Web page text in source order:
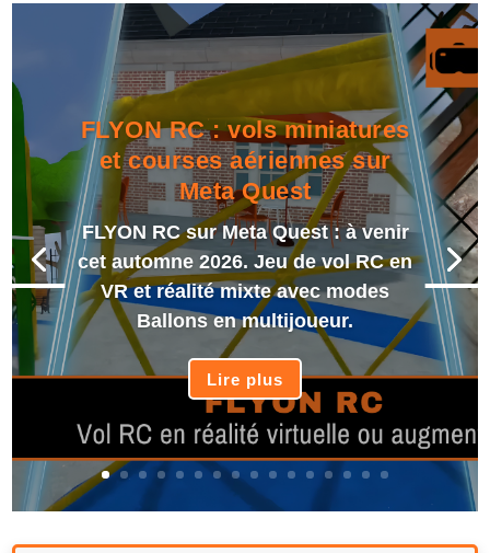
FLYON RC : vols miniatures
et courses aériennes sur
Meta Quest
FLYON RC sur Meta Quest : à venir
cet automne 2026. Jeu de vol RC en
VR et réalité mixte avec modes
Ballons en multijoueur.
Lire plus